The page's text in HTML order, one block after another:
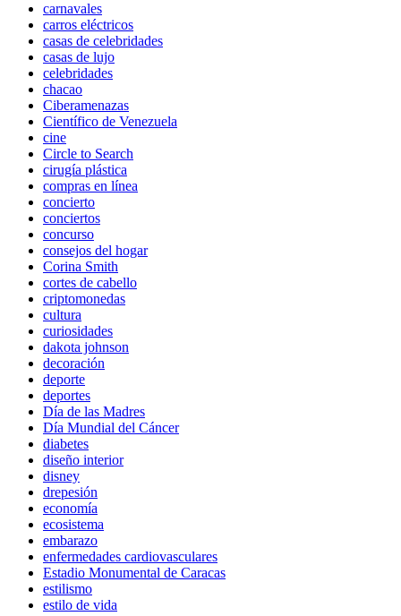
carnavales
carros eléctricos
casas de celebridades
casas de lujo
celebridades
chacao
Ciberamenazas
Científico de Venezuela
cine
Circle to Search
cirugía plástica
compras en línea
concierto
conciertos
concurso
consejos del hogar
Corina Smith
cortes de cabello
criptomonedas
cultura
curiosidades
dakota johnson
decoración
deporte
deportes
Día de las Madres
Día Mundial del Cáncer
diabetes
diseño interior
disney
drepesión
economía
ecosistema
embarazo
enfermedades cardiovasculares
Estadio Monumental de Caracas
estilismo
estilo de vida